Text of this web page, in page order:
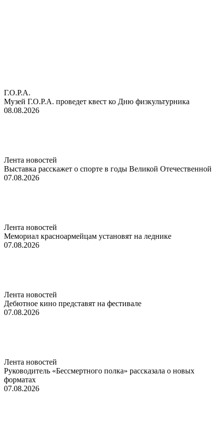
Г.О.Р.А.
Музей Г.О.Р.А. проведет квест ко Дню физкультурника
08.08.2026
Лента новостей
Выставка расскажет о спорте в годы Великой Отечественной
07.08.2026
Лента новостей
Мемориал красноармейцам установят на леднике
07.08.2026
Лента новостей
Дебютное кино представят на фестивале
07.08.2026
Лента новостей
Руководитель «Бессмертного полка» рассказала о новых
форматах
07.08.2026